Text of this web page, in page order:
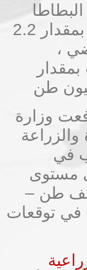
20.3 مليون طن ، أي أقل بمقدار 2.2
،
وزارة
والزراعة
في
في عام 2019 إلى مستوى
جديد قدره 72.6 ألف طن –
في توقعات